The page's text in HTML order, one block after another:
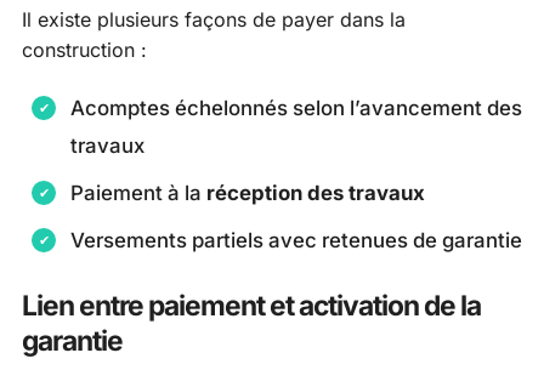
Il existe plusieurs façons de payer dans la
construction :
Acomptes échelonnés selon l’avancement des
travaux
Paiement à la réception des travaux
Versements partiels avec retenues de garantie
Lien entre paiement et activation de la
garantie